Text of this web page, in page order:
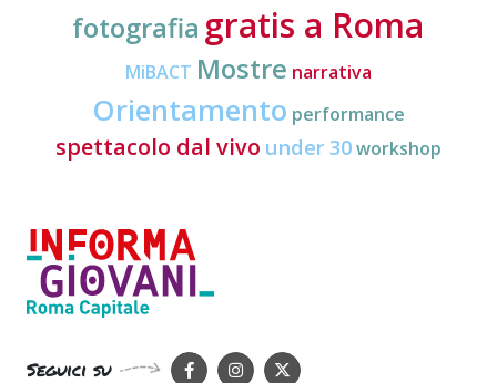
fotografia gratis a Roma
MiBACT Mostre narrativa
Orientamento performance
spettacolo dal vivo under 30workshop
Seguici su